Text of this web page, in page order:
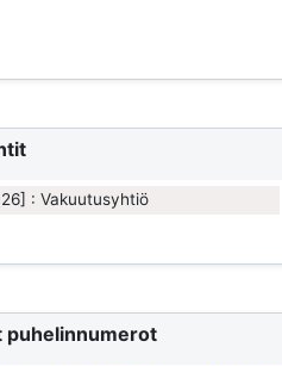
: Vakuutusyhtiö
puhelinnumerot